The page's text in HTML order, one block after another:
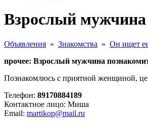
Взрослый мужчина
Объявления » Знакомства » Он ищет
прочее: Взрослый мужчина
Познакомлюсь с приятной женщиной,
Телефон: 89170884189
Контактное лицо: Миша
Email: martikop@mail.ru